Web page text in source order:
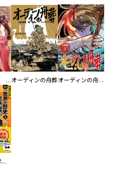
大正夜伽浪漫 －金曜日の花嫁—オーディンの舟葬 オーディンの舟葬 分冊版
増補改訂版 学研まんが NEW世界の歴史 別巻 世界遺産学習事典